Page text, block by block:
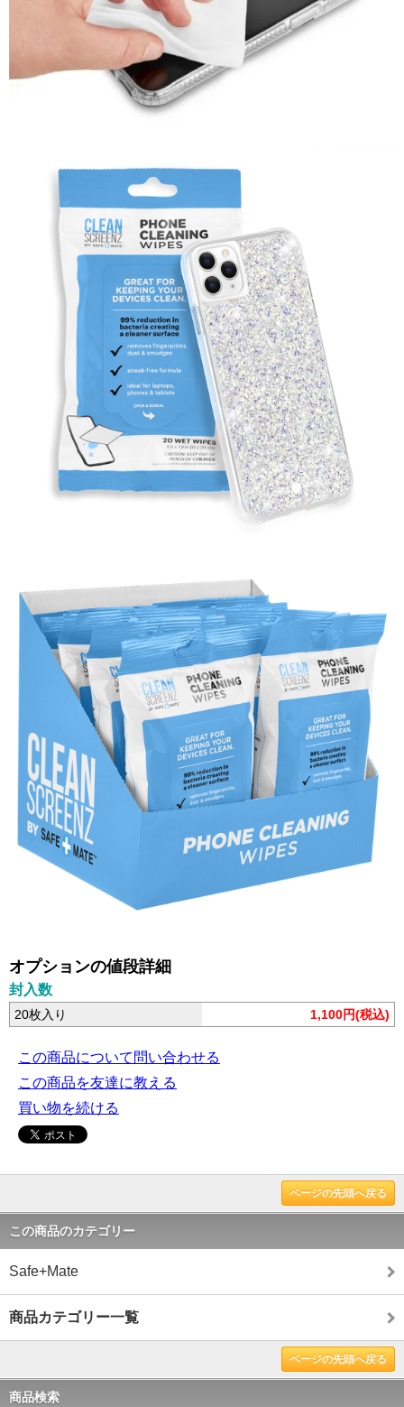
オプションの値段詳細
封入数
20枚入り 1,100円(税込)
この商品について問い合わせる
この商品を友達に教える
買い物を続ける
ページの先頭へ戻る
この商品のカテゴリー
Safe+Mate
商品カテゴリー一覧
ページの先頭へ戻る
商品検索